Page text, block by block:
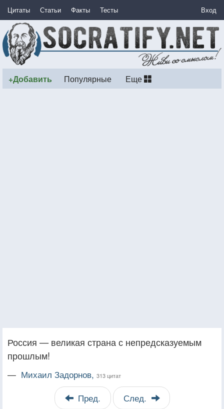
Цитаты Статьи Факты Тесты Вход
+Добавить Популярные Еще
Россия — великая страна с непредсказуемым
прошлым!
— Михаил Задорнов, 313 цитат
Пред. След.